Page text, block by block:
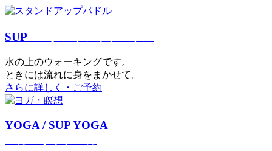
SUP
⽔の上のウォーキングです。
ときには流れに身をまかせて。
さらに詳しく・ご予約
YOGA / SUP YOGA